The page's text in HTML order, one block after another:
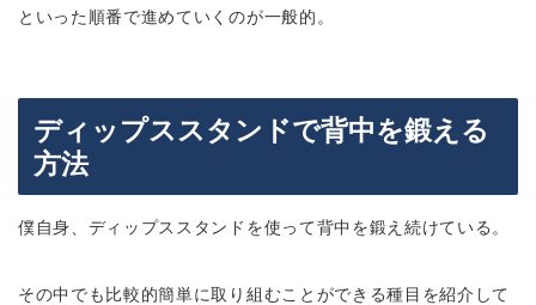
といった順番で進めていくのが一般的。
ディップススタンドで背中を鍛える
方法
僕自身、ディップススタンドを使って背中を鍛え続けている。
その中でも比較的簡単に取り組むことができる種目を紹介して